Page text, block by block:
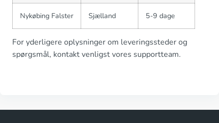
Nykøbing Falster Sjælland 5-9 dage
For yderligere oplysninger om leveringssteder og
spørgsmål, kontakt venligst vores supportteam.